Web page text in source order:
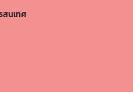
สนเทศ